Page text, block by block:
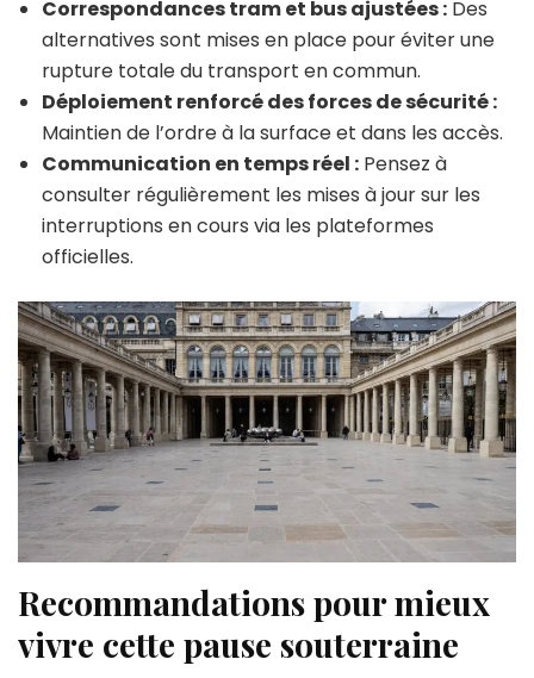
Correspondances tram et bus ajustées : Des
alternatives sont mises en place pour éviter une
rupture totale du transport en commun.
Déploiement renforcé des forces de sécurité :
Maintien de l’ordre à la surface et dans les accès.
Communication en temps réel : Pensez à
consulter régulièrement les mises à jour sur les
interruptions en cours via les plateformes
officielles.
Recommandations pour mieux
vivre cette pause souterraine